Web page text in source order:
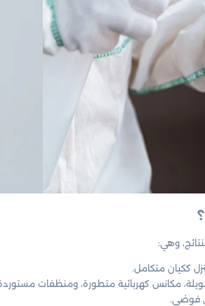
وهي:
ككيان متكامل.
مكانس كهربائية متطورة، ومنظفات
فوضى.